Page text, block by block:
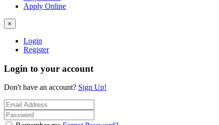
Apply Online
×
Login
Register
Login to your account
Don't have an account? Sign Up!